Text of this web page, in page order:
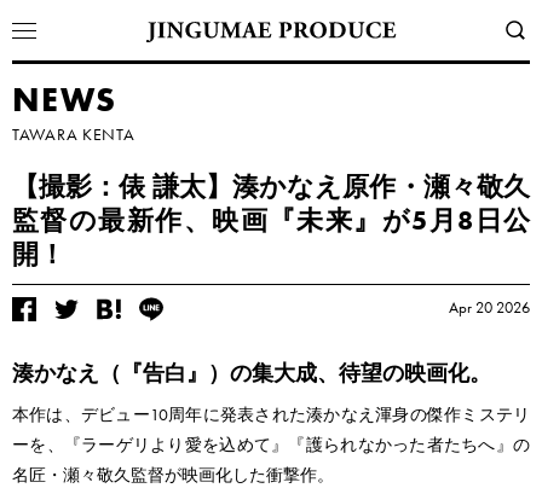
NEWS
TAWARA KENTA
【撮影：俵 謙太】湊かなえ原作・瀬々敬久
監督の最新作、映画『未来』が5月8日公
開！
Apr 20 2026
湊かなえ（『告白』）の集大成、待望の映画化。
本作は、デビュー10周年に発表された湊かなえ渾身の傑作ミステリ
ーを、『ラーゲリより愛を込めて』『護られなかった者たちへ』の
名匠・瀬々敬久監督が映画化した衝撃作。